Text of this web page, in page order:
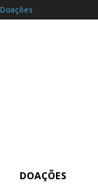
Doações
DOAÇÕES